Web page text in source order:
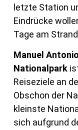
letzte Station
Eindrücke
Tage am
Manuel Antonio
Nationalpark
Reiseziele an
Obschon der
kleinste
sich aufgrund